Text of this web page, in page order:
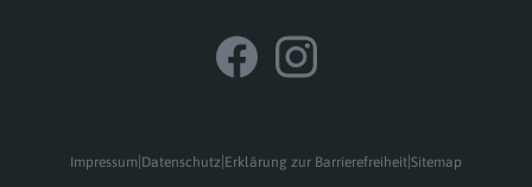
Impressum Datenschutz Erklärung zur Barrierefreiheit Sitemap